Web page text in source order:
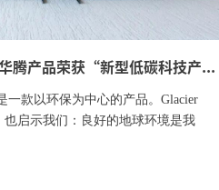
腾产品荣获“新型低碳科技产...
一款以环保为中心的产品。Glacier
启示我们：良好的地球环境是我